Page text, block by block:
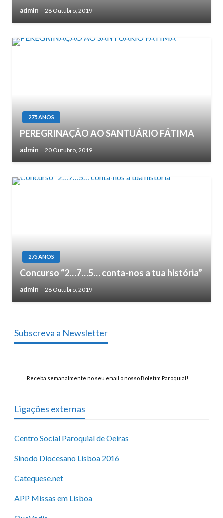
admin 28 Outubro, 2019
275 ANOS
PEREGRINAÇÃO AO SANTUÁRIO FÁTIMA
admin 20 Outubro, 2019
275 ANOS
Concurso “2…7…5… conta-nos a tua história”
admin 28 Outubro, 2019
Subscreva a Newsletter
Receba semanalmente no seu email o nosso Boletim Paroquial!
Ligações externas
Centro Social Paroquial de Oeiras
Sínodo Diocesano Lisboa 2016
Catequese.net
APP Missas em Lisboa